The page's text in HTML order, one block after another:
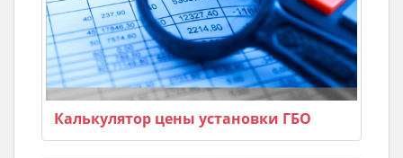
Калькулятор цены установки ГБО